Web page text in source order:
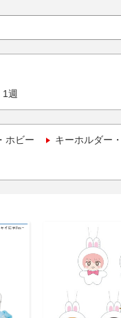
1週
ホビー キーホルダー